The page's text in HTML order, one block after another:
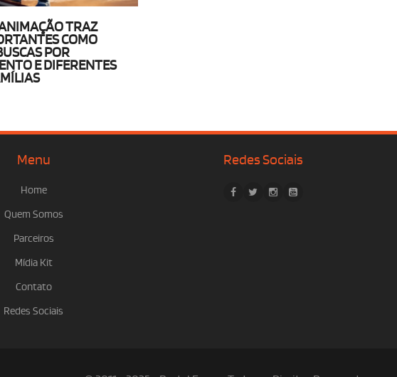
TRAZ
COMO
POR
E DIFERENTES
Menu
Home
Quem Somos
Parceiros
Mídia Kit
Contato
Redes Sociais
Redes Sociais